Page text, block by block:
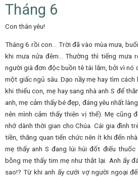
Tháng 6
Con thân yêu!
Tháng 6 rồi con… Trời đã vào mùa mưa,
khi mưa nửa đêm… Thường thì tiếng mưa
người già đơn độc buồn tê tái lắm, bởi vì nó
một giấc ngủ sâu. Dạo nầy mẹ hay tìm
khi thiếu con, mẹ hay sang nhà anh S để
anh, mẹ cảm thấy bé đẹp, đáng yêu nhất
nên mình cảm thấy thiên vị thế). Mẹ cũng
nhớ dành thời gian cho Chúa. Cái gia đình
tiền, thăng quan tiến chức nên ít khi đến
mẹ thấy anh S đang lúi húi đốt điếu
bỗng mẹ thấy tim mẹ như thắt lại. Anh ấy
sao!? Từ khi anh ấy cưới vợ người ngoại